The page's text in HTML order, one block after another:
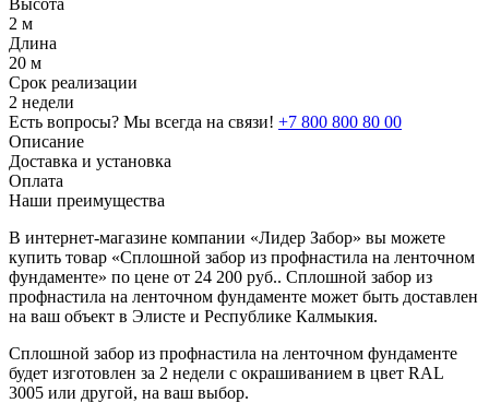
2 м
Длина
20 м
Срок реализации
2 недели
Есть вопросы? Мы всегда на связи! +7 800 800 80 00
Описание
Доставка и установка
Оплата
Наши преимущества
В интернет-магазине компании «Лидер Забор» вы можете
купить товар «Сплошной забор из профнастила на ленточном
фундаменте» по цене от 24 200 руб.. Сплошной забор из
профнастила на ленточном фундаменте может быть доставлен
на ваш объект в Элисте и Республике Калмыкия.
Сплошной забор из профнастила на ленточном фундаменте
будет изготовлен за 2 недели с окрашиванием в цвет RAL
3005 или другой, на ваш выбор.